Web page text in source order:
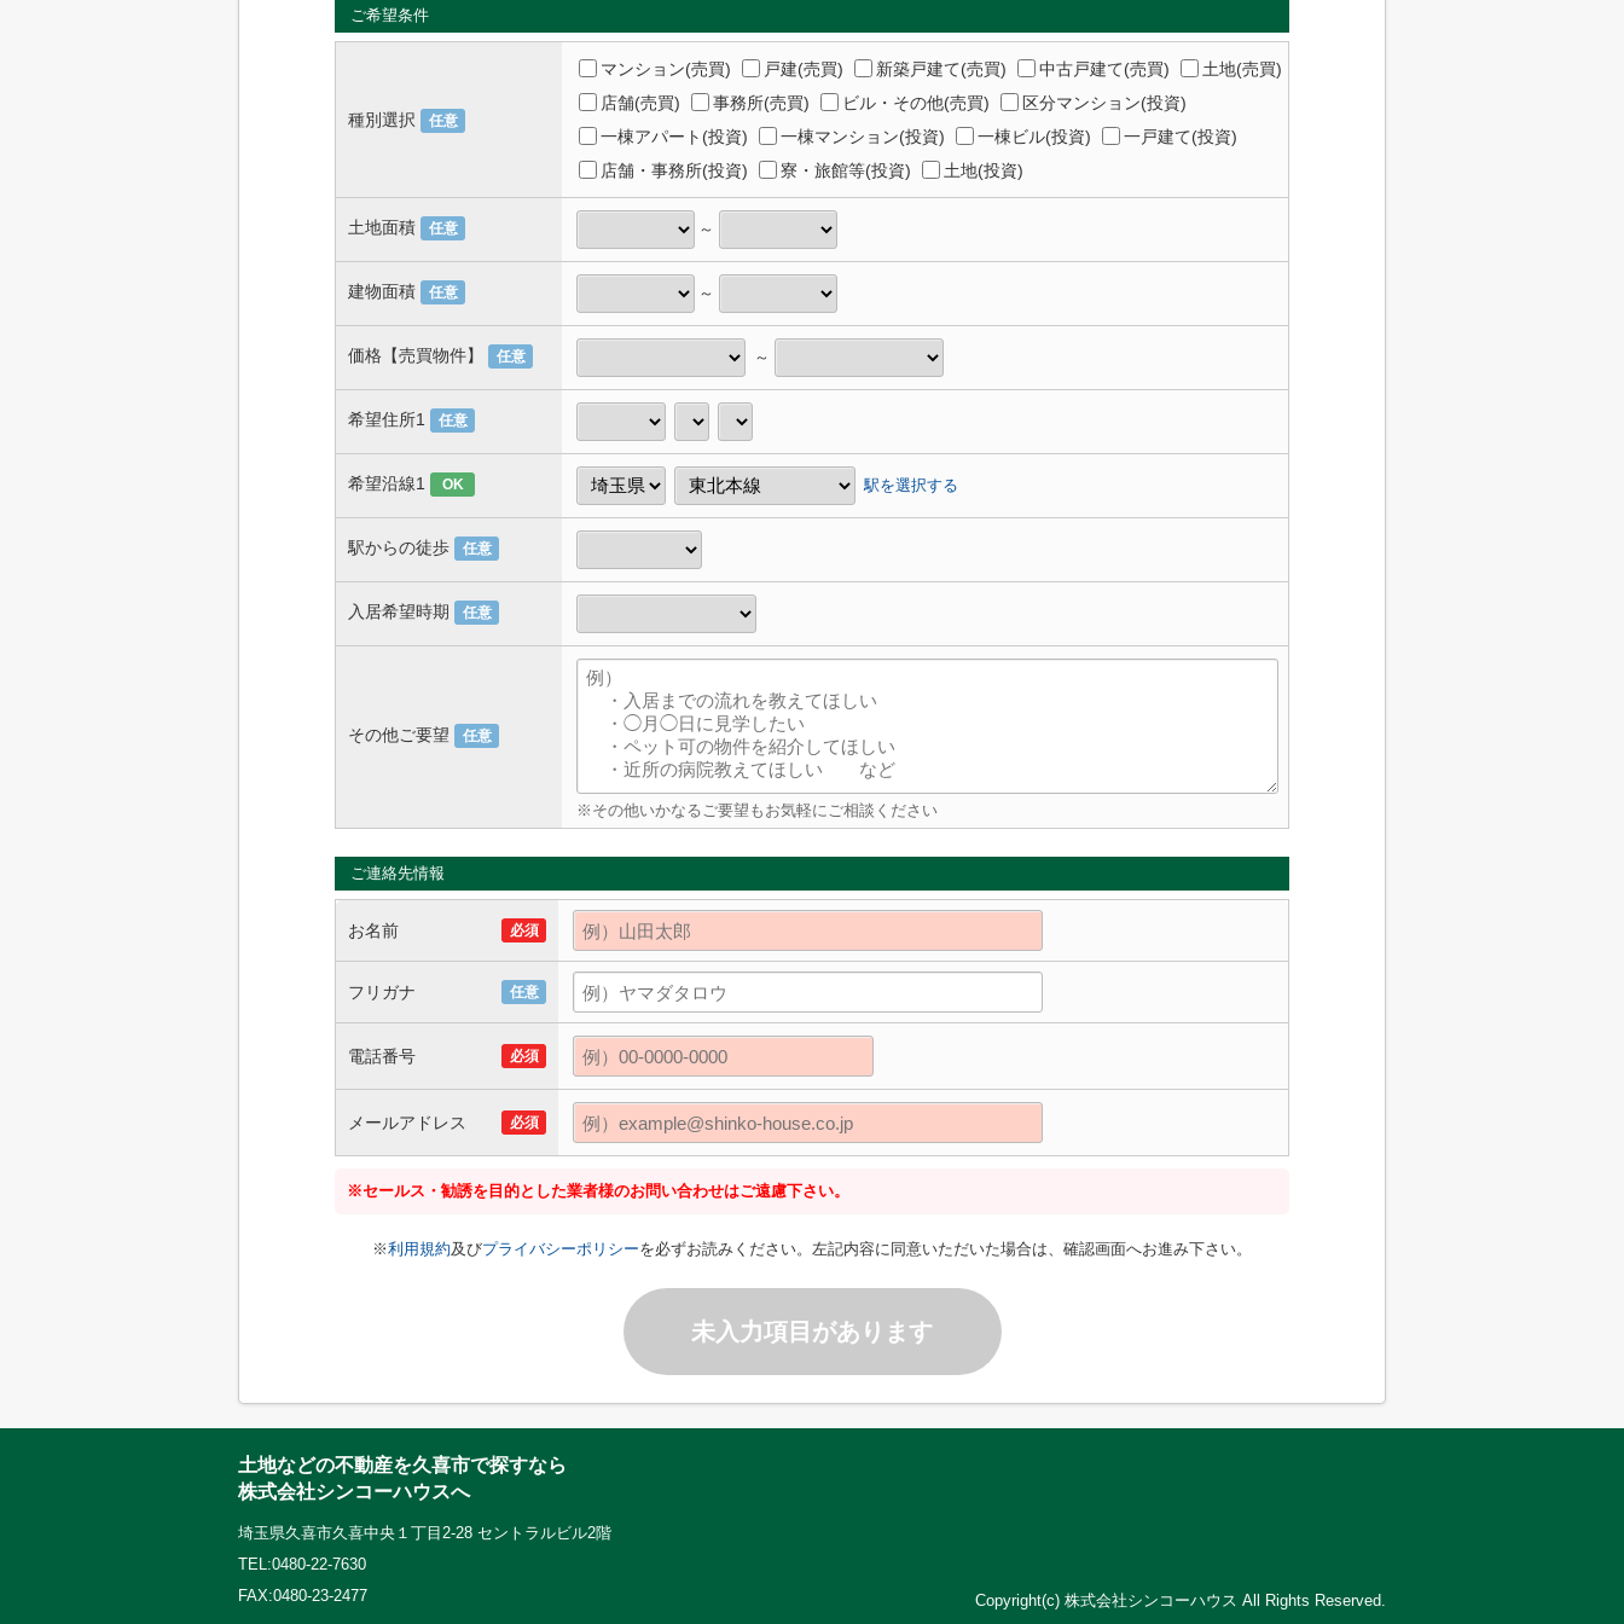
ご希望条件
種別選択 任意
マンション(売買) 戸建(売買) 新築戸建て(売買) 中古戸建て(売買)
土地(売買)
店舗(売買)
事務所(売買) ビル・その他(売買)
区分マンション(投資)
一棟アパート(投資)
一棟マンション(投資) 一棟ビル(投資)
一戸建て(投資)
店舗・事務所(投資)
寮・旅館等(投資) 土地(投資)
土地面積 任意 ～
建物面積 任意 ～
価格【売買物件】 任意 ～
希望住所1 任意
希望沿線1 OK 駅を選択する
駅からの徒歩 任意
入居希望時期 任意
その他ご要望 任意
※その他いかなるご要望もお気軽にご相談ください
ご連絡先情報
お名前 必須
フリガナ 任意
電話番号 必須
メールアドレス 必須
※セールス・勧誘を目的とした業者様のお問い合わせはご遠慮下さい。
※利用規約及びプライバシーポリシーを必ずお読みください。左記内容に同意いただいた場合は、確認画面へお進み下さい。
未入力項目があります
土地などの不動産を久喜市で探すなら
株式会社シンコーハウスへ
埼玉県久喜市久喜中央１丁目2-28 セントラルビル2階
TEL:0480-22-7630
FAX:0480-23-2477
Copyright(c) 株式会社シンコーハウス All Rights Reserved.